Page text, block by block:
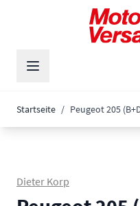
Zum Inhalt springen
Startseite / Peugeot 205
Dieter Korp